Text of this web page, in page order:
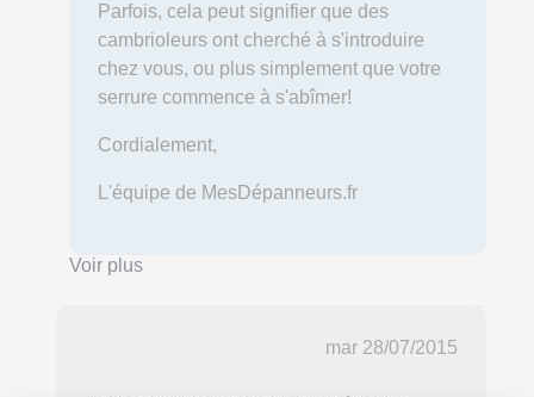
Parfois, cela peut signifier que des
cambrioleurs ont cherché à s'introduire
chez vous, ou plus simplement que votre
serrure commence à s'abîmer!
Cordialement,
L'équipe de MesDépanneurs.fr
Voir plus
mar 28/07/2015